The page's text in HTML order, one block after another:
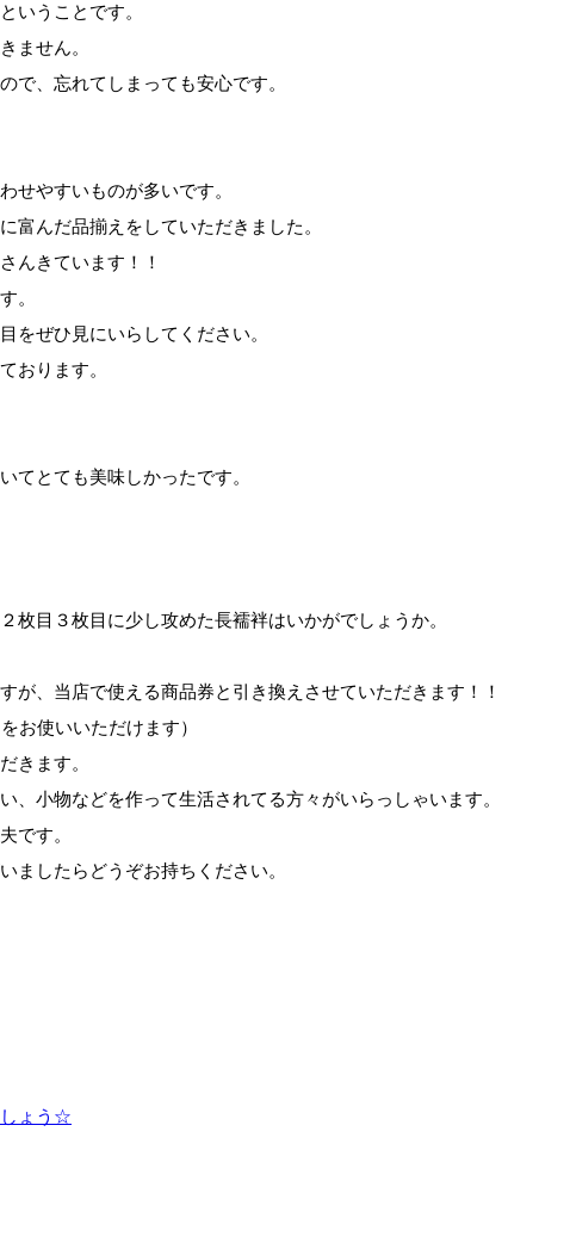
いうことです。
ません。
で、忘れてしまっても安心です。
せやすいものが多いです。
富んだ品揃えをしていただきました。
んきています！！
。
をぜひ見にいらしてください。
おります。
てとても美味しかったです。
目３枚目に少し攻めた長襦袢はいかがでしょうか。
が、当店で使える商品券と引き換えさせていただきます！！
お使いいただけます）
きます。
、小物などを作って生活されてる方々がいらっしゃいます。
です。
ましたらどうぞお持ちください。
しょう☆